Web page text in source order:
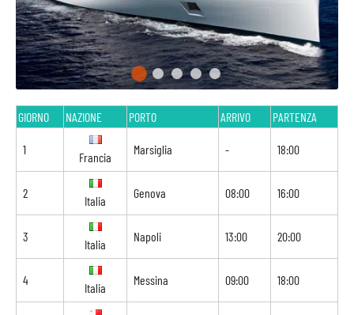
GIORNO NAZIONE PORTO ARRIVO PARTENZA
1
Francia
Marsiglia - 18:00
2
Italia
Genova 08:00 16:00
3
Italia
Napoli 13:00 20:00
4
Italia
Messina 09:00 18:00